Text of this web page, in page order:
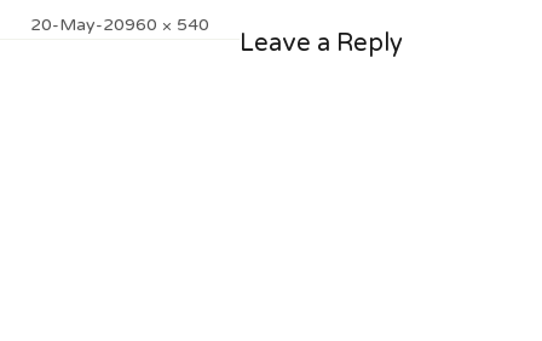
Posted
20-May-20Full
960 × 540
Leave a Reply